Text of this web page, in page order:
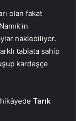
olan fakat
naklediliyor.
tabiata sahip
kardeşçe
Tarık